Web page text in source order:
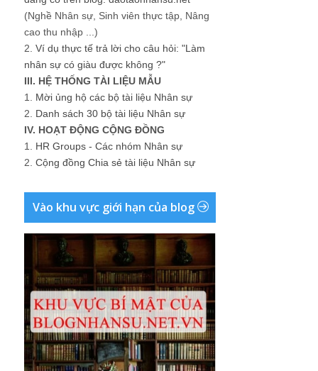
(Nghề Nhân sự, Sinh viên thực tập, Nâng
cao thu nhập ...)
2. Ví dụ thực tế trả lời cho câu hỏi: "Làm
nhân sự có giàu được không ?"
III. HỆ THỐNG TÀI LIỆU MẪU
1. Mời ủng hộ các bộ tài liệu Nhân sự
2. Danh sách 30 bộ tài liệu Nhân sự
IV. HOẠT ĐỘNG CỘNG ĐỒNG
1. HR Groups - Các nhóm Nhân sự
2. Cộng đồng Chia sẻ tài liệu Nhân sự
Vào khu vực giới hạn của blog